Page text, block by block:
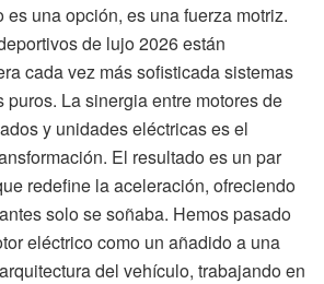
una opción, es una fuerza motriz.
de lujo 2026 están
cada vez más sofisticada sistemas
puros. La sinergia entre motores de
y unidades eléctricas es el
El resultado es un par
redefine la aceleración, ofreciendo
solo se soñaba. Hemos pasado
eléctrico como un añadido a una
del vehículo, trabajando en